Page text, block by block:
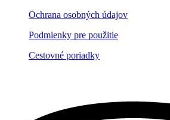
Ochrana osobných údajov
Podmienky pre použitie
Cestovné poriadky